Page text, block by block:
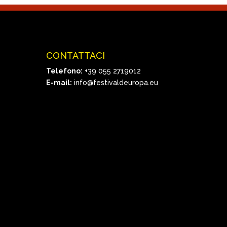
CONTATTACI
Telefono: +39 055 2719012
E-mail: info@festivaldeuropa.eu